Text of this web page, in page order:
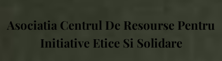
Asociatia Centrul De Resourse Pentru
Initiative Etice Si Solidare